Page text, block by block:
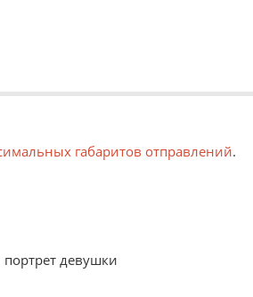
габаритов отправлений.
девушки